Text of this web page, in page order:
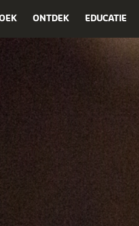
ONTDEK EDUCATIE